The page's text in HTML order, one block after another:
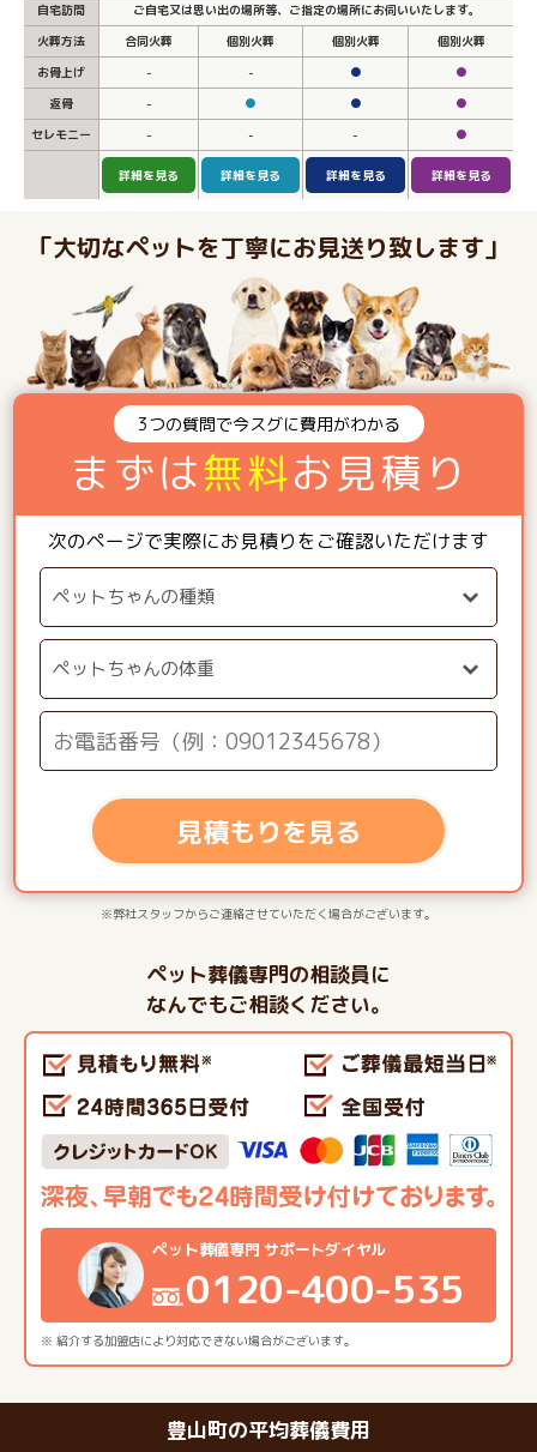
自宅訪問
ご自宅又は思い出の場所等、ご指定の場所にお伺いいたします。
火葬方法
合同火葬 個別火葬 個別火葬
個別火葬
お骨上げ
- - ●
●
返骨
- ● ●
●
セレモニー
- - - ●
詳細を見る 詳細を見る 詳細を見る 詳細を見る
「大切なペットを丁寧にお見送り致します」
3つの質問で今スグに費用がわかる
まずは無料お見積り
次のページで実際にお見積りをご確認いただけます
見積もりを見る
※弊社スタッフからご連絡させていただく場合がございます。
ペット葬儀専門の相談員に
なんでもご相談ください。
※ 紹介する加盟店により対応できない場合がございます。
ペット葬儀専門 サポートダイヤル
0120-400-535
豊山町の平均葬儀費用